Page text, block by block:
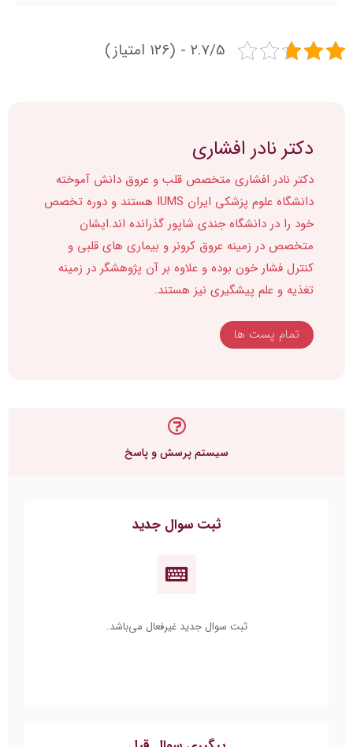
2.7/5 - (126 امتیاز)
دکتر نادر افشاری
دکتر نادر افشاری متخصص قلب و عروق دانش آموخته
دانشگاه علوم پزشکی ایران IUMS هستند و دوره تخصص
خود را در دانشگاه جندی شاپور گذرانده اند.ایشان
متخصص در زمینه عروق کرونر و بیماری های قلبی و
کنترل فشار خون بوده و علاوه بر آن پژوهشگر در زمینه
تغذیه و علم پیشگیری نیز هستند.
تمام پست ها
سیستم پرسش و پاسخ
ثبت سوال جدید
ثبت سوال جدید غیرفعال می‌باشد.